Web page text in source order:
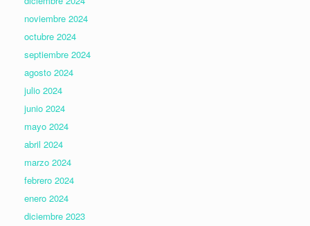
noviembre 2024
octubre 2024
septiembre 2024
agosto 2024
julio 2024
junio 2024
mayo 2024
abril 2024
marzo 2024
febrero 2024
enero 2024
diciembre 2023